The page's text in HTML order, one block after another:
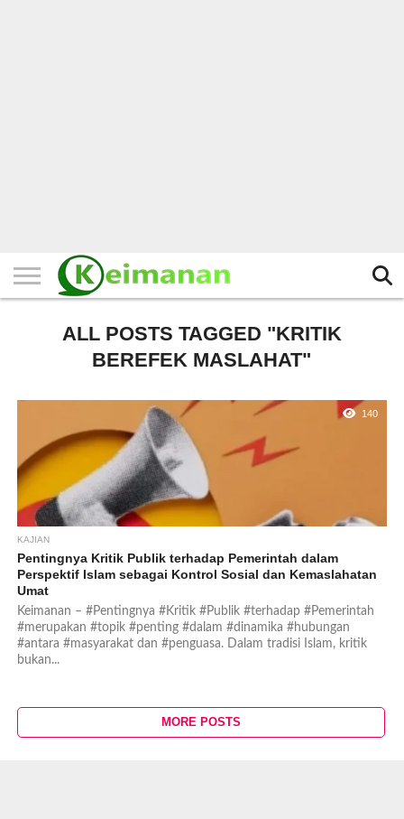
ALL POSTS TAGGED "KRITIK
BEREFEK MASLAHAT"
140
KAJIAN
Pentingnya Kritik Publik terhadap Pemerintah dalam
Perspektif Islam sebagai Kontrol Sosial dan Kemaslahatan
Umat
Keimanan – #Pentingnya #Kritik #Publik #terhadap #Pemerintah
#merupakan #topik #penting #dalam #dinamika #hubungan
#antara #masyarakat dan #penguasa. Dalam tradisi Islam, kritik
bukan...
MORE POSTS